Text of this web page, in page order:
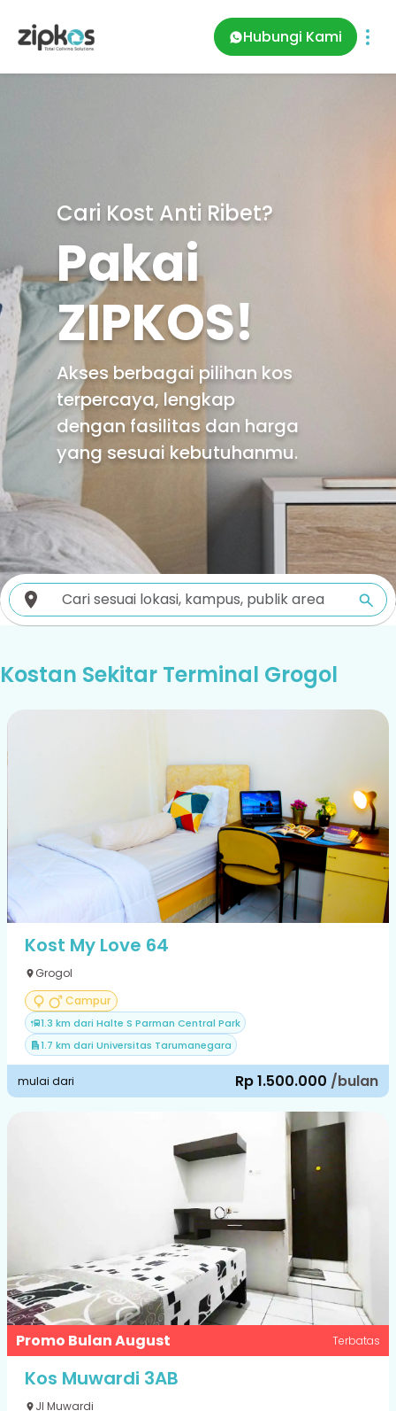
Hubungi Kami
Cari Kost Anti Ribet?
Pakai
ZIPKOS!
Akses berbagai pilihan kos
terpercaya, lengkap
dengan fasilitas dan harga
yang sesuai kebutuhanmu.
Kostan Sekitar Terminal Grogol
Kost My Love 64
Grogol
Campur
1.3 km dari Halte S Parman Central Park
1.7 km dari Universitas Tarumanegara
mulai dari Rp 1.500.000 /bulan
Promo Bulan August Terbatas
Kos Muwardi 3AB
Jl Muwardi